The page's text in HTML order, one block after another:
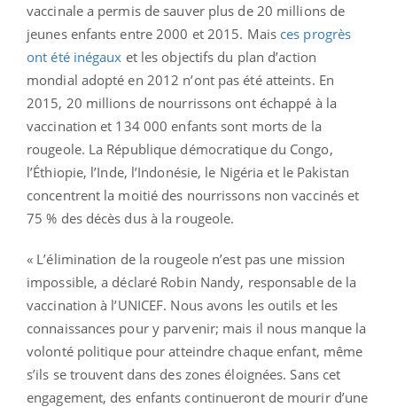
vaccinale a permis de sauver plus de 20 millions de
jeunes enfants entre 2000 et 2015. Mais ces progrès
ont été inégaux et les objectifs du plan d’action
mondial adopté en 2012 n’ont pas été atteints. En
2015, 20 millions de nourrissons ont échappé à la
vaccination et 134 000 enfants sont morts de la
rougeole. La République démocratique du Congo,
l’Éthiopie, l’Inde, l’Indonésie, le Nigéria et le Pakistan
concentrent la moitié des nourrissons non vaccinés et
75 % des décès dus à la rougeole.
« L’élimination de la rougeole n’est pas une mission
impossible, a déclaré Robin Nandy, responsable de la
vaccination à l’UNICEF. Nous avons les outils et les
connaissances pour y parvenir; mais il nous manque la
volonté politique pour atteindre chaque enfant, même
s’ils se trouvent dans des zones éloignées. Sans cet
engagement, des enfants continueront de mourir d’une